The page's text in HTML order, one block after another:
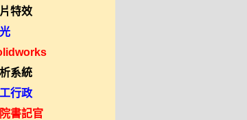
特效
系統
行政
書記官